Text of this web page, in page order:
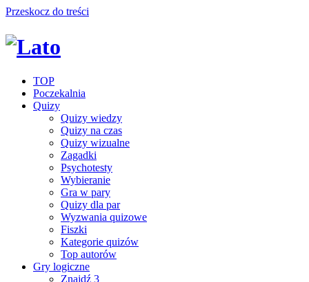
Przeskocz do treści
TOP
Poczekalnia
Quizy
Quizy wiedzy
Quizy na czas
Quizy wizualne
Zagadki
Psychotesty
Wybieranie
Gra w pary
Quizy dla par
Wyzwania quizowe
Fiszki
Kategorie quizów
Top autorów
Gry logiczne
Znajdź 3